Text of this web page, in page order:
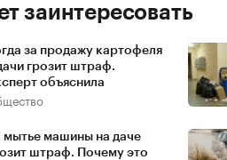
заинтересовать
за продажу картофеля
грозит штраф.
объяснила
мытье машины на даче
штраф. Почему это